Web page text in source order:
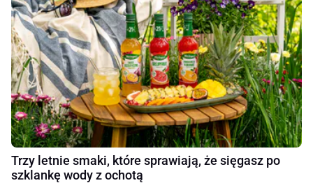
Trzy letnie smaki, które sprawiają, że sięgasz po
szklankę wody z ochotą